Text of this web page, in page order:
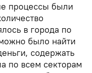
процессы были
в города по
было найти
содержать
по всем секторам